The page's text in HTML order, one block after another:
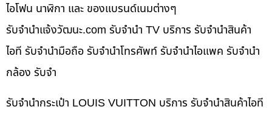
ไอโฟน นาฬิกา และ ของแบรนด์เนมต่างๆ
รับจํานําแจ้งวัฒนะ.com รับจำนำ TV บริการ รับจำนำสินค้า
ไอที รับจำนำมือถือ รับจำนำโทรศัพท์ รับจำนำไอแพค รับจำนำ
กล้อง รับจำ
รับจำนำกระเป๋า LOUIS VUITTON บริการ รับจำนำสินค้าไอที